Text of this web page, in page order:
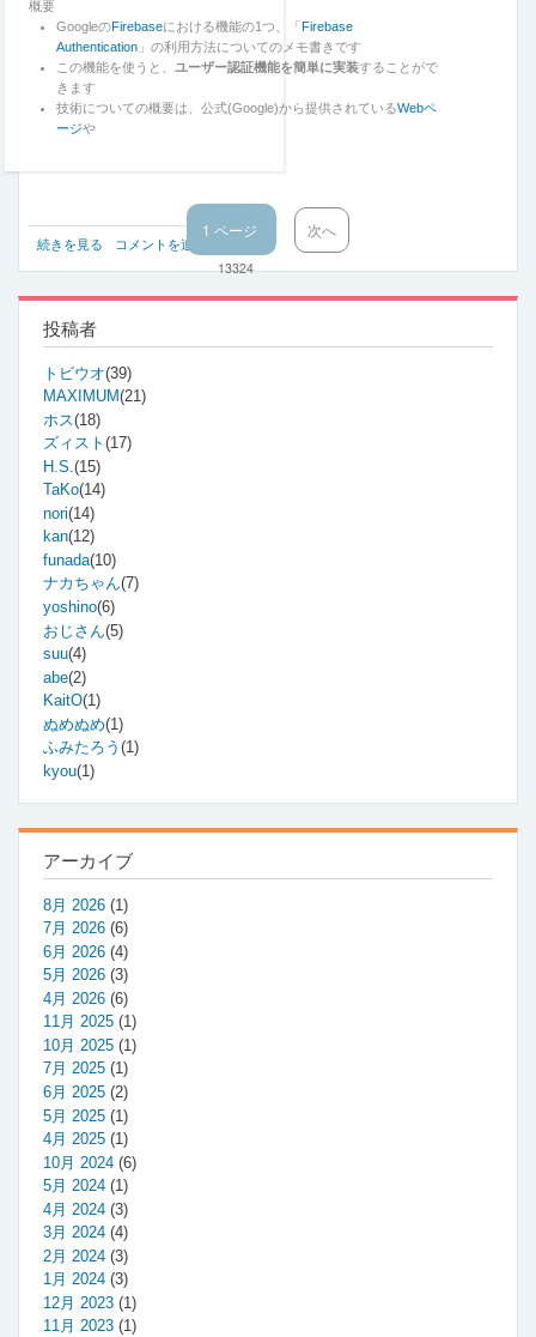
と
概要
GoogleのFirebaseにおける機能の1つ、「Firebase
Authentication」の利用方法についてのメモ書きです
この機能を使うと、 ユーザー認証機能を簡単に実装することがで
きます
技術についての概要は、公式(Google)から提供されているWebペ
ージや
Firebase
使
い
方
に
つ
い
て
ざ
っ
く
り
メ
モ
し
て
み
る
の
続きを見る コメントを追加
閲覧数
13324
1 ページ
次
ペ
ー
次へ
投稿者
トビウオ(39)
MAXIMUM(21)
ホス(18)
ズィスト (17)
H.S. (15)
TaKo(14)
nori(14)
kan(12)
funada(10)
ナカちゃん(7)
yoshino(6)
おじさん(5)
suu(4)
abe(2)
KaitO(1)
ぬめぬめ(1)
ふみたろう (1)
kyou(1)
アーカイブ
8月 2026 (1)
7月 2026 (6)
6月 2026 (4)
5月 2026 (3)
4月 2026 (6)
11月 2025 (1)
10月 2025 (1)
7月 2025 (1)
6月 2025 (2)
5月 2025 (1)
4月 2025 (1)
10月 2024 (6)
5月 2024 (1)
4月 2024 (3)
3月 2024 (4)
2月 2024 (3)
1月 2024 (3)
12月 2023 (1)
11月 2023 (1)